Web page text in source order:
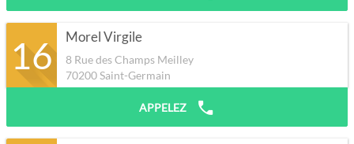
16 Morel Virgile
8 Rue des Champs Meilley
70200Saint-Germain
APPELEZ